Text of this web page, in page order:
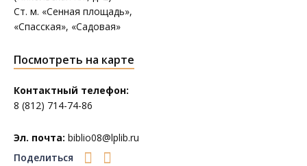
Ст. м. «Сенная площадь»,
«Спасская», «Садовая»
Посмотреть на карте
Контактный телефон:
8 (812) 714-74-86
Эл. почта: biblio08@lplib.ru
Поделиться